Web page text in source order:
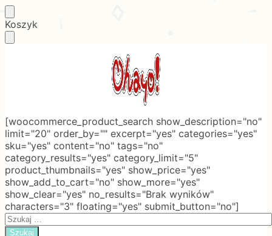
Skip
to
Skip
to
Koszyk
[woocommerce_product_search show_description="no"
limit="20" order_by="" excerpt="yes" categories="yes"
sku="yes" content="no" tags="no"
category_results="yes" category_limit="5"
product_thumbnails="yes" show_price="yes"
show_add_to_cart="no" show_more="yes"
show_clear="yes" no_results="Brak wyników"
characters="3" floating="yes" submit_button="no"]
Search
for: